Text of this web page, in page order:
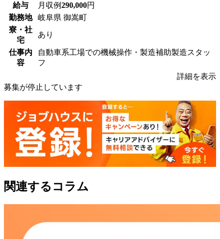
給与 月収例290,000円
勤務地
岐阜県 御嵩町
寮・社
宅
あり
仕事内
容
自動車系工場での機械操作・製造補助製造スタッ
フ
詳細を表示
募集が停止しています
関連するコラム